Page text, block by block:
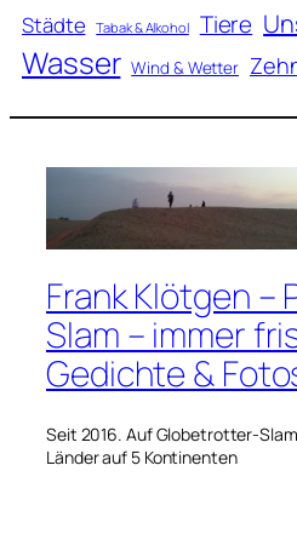
Städte Tabak & Alkohol Tiere
Wasser Wind & Wetter
Frank Klötgen –
Slam – immer
Gedichte &
Seit 2016. Auf Globetrotter-
Länder auf 5 Kontinenten